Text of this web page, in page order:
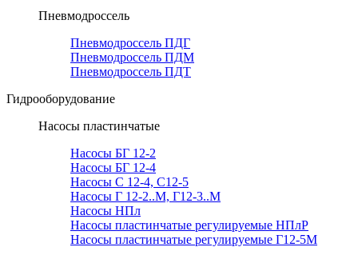
Пневмодроссель
Пневмодроссель ПДГ
Пневмодроссель ПДМ
Пневмодроссель ПДТ
Гидрооборудование
Насосы пластинчатые
Насосы БГ 12-2
Насосы БГ 12-4
Насосы С 12-4, С12-5
Насосы Г 12-2..М, Г12-3..М
Насосы НПл
Насосы пластинчатые регулируемые НПлР
Насосы пластинчатые регулируемые Г12-5М